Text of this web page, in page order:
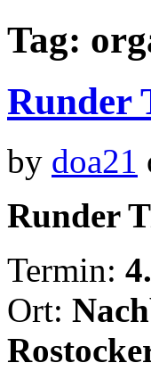
Tag:
Runder
by doa21
Runder
Termin:
Ort: